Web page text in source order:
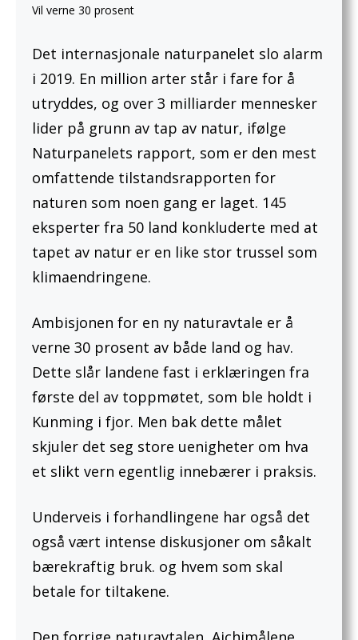
Vil verne 30 prosent
Det internasjonale naturpanelet slo alarm
i 2019. En million arter står i fare for å
utryddes, og over 3 milliarder mennesker
lider på grunn av tap av natur, ifølge
Naturpanelets rapport, som er den mest
omfattende tilstandsrapporten for
naturen som noen gang er laget. 145
eksperter fra 50 land konkluderte med at
tapet av natur er en like stor trussel som
klimaendringene.
Ambisjonen for en ny naturavtale er å
verne 30 prosent av både land og hav.
Dette slår landene fast i erklæringen fra
første del av toppmøtet, som ble holdt i
Kunming i fjor. Men bak dette målet
skjuler det seg store uenigheter om hva
et slikt vern egentlig innebærer i praksis.
Underveis i forhandlingene har også det
også vært intense diskusjoner om såkalt
bærekraftig bruk. og hvem som skal
betale for tiltakene.